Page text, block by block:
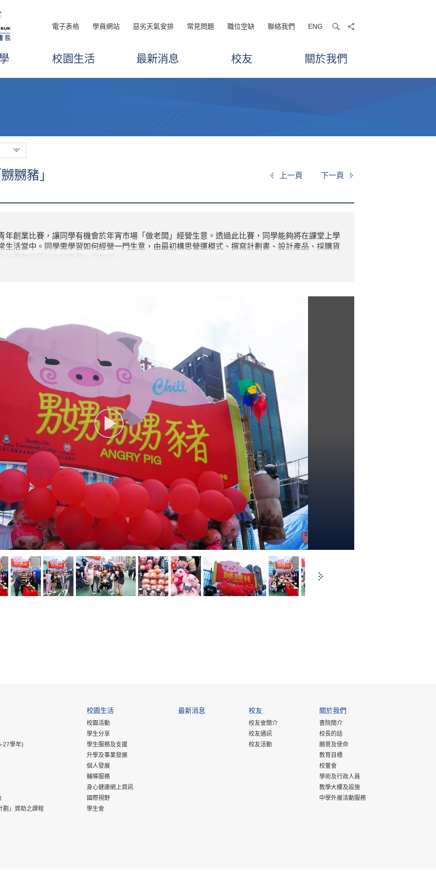
電子表格 學員網站 惡劣天氣安排 常見問題 職位空缺 聯絡我們 ENG searchshare
校園生活 最新消息 校友 關於我們
嬲豬」 上一頁 下一頁
年創業比賽，讓同學有機會於年宵市場「做老闆」經營生意。透過此比賽，同學能夠將在課堂上學
生活當中。同學需學習如何經營一門生意，由最初構思營運模式、撰寫計劃書、設計產品、採購貨
27學年)
劃」資助之課程
校園生活
校園活動
學生分享
學生服務及支援
升學及事業發展
個人發展
輔導服務
身心健康網上資訊
國際視野
學生會
最新消息 校友
校友會簡介
校友通訊
校友活動
關於我們
書院簡介
校長的話
願景及使命
教育目標
校董會
學術及行政人員
教學大樓及設施
中學外展活動服務